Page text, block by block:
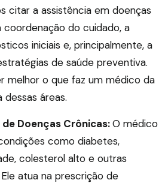
citar a assistência em doenças
coordenação do cuidado, a
iniciais e, principalmente, a
de saúde preventiva.
melhor o que faz um médico da
áreas.
Doenças Crônicas:O médico
como diabetes,
colesterol alto e outras
atua na prescrição de